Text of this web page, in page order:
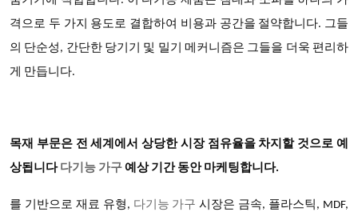
격으로 두 가지 용도로 결합하여 비용과 공간을 절약합니다. 그들
의 단순성, 간단한 당기기 및 밀기 메커니즘은 그들을 더욱 편리하
게 만듭니다.
목재 부문은 전 세계에서 상당한 시장 점유율을 차지할 것으로 예
상됩니다 다기능 가구 예상 기간 동안 마케팅합니다.
를 기반으로 재료 유형 , 다기능 가구시장은 금속, 플라스틱, MDF,